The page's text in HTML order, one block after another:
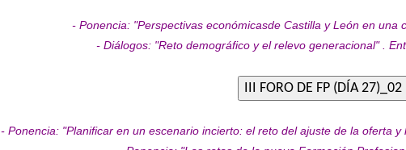
- Ponencia: "Perspectivas económicasde Castilla y León en una
- Diálogos: "Reto demográfico y el relevo generacional" .
- Ponencia: "Planificar en un escenario incierto: el reto del ajuste de la oferta